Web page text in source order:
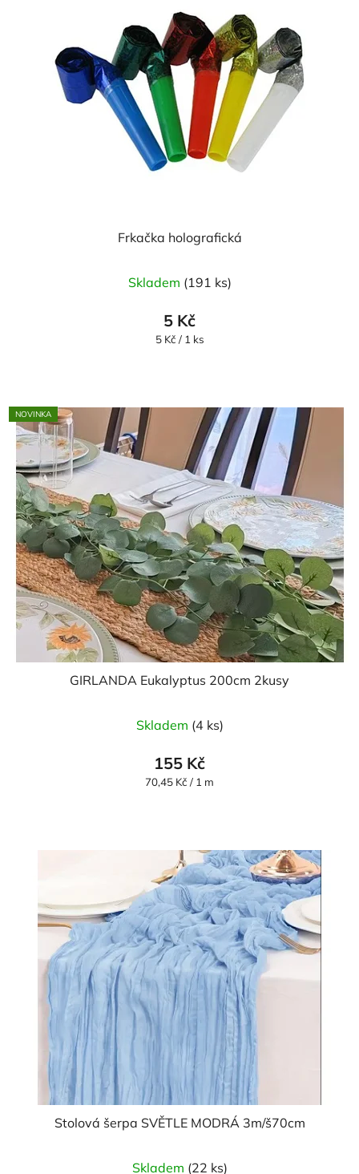
Frkačka holografická
Skladem (191 ks)
5 Kč
Měrná
5 Kč / 1 ks
NOVINKA
GIRLANDA Eukalyptus 200cm 2kusy
Skladem (4 ks)
155 Kč
Měrná
70,45 Kč / 1 m
Stolová šerpa SVĚTLE MODRÁ 3m/š70cm
Skladem (22 ks)